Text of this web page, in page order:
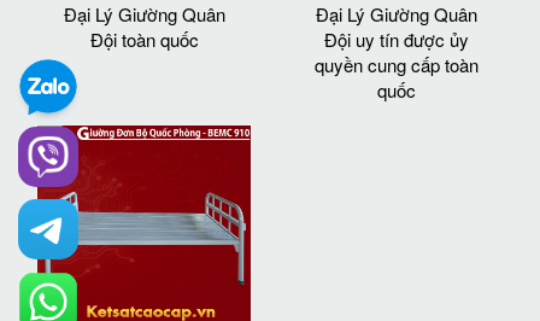
Đại Lý Giường Quân
Đội toàn quốc
Đại Lý Giường Quân
Đội uy tín được ủy
quyền cung cấp toàn
quốc